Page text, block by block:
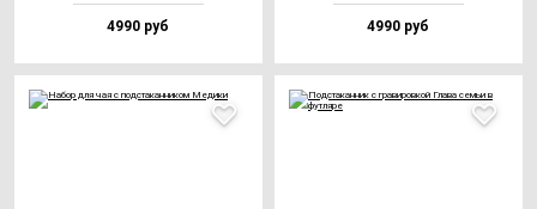
4990 руб 4990 руб